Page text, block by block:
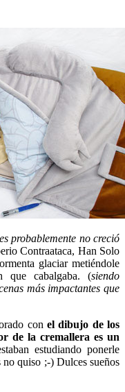
probablemente no creció
Contraataca, Han Solo
glaciar metiéndole
que cabalgaba. (siendo
más impactantes que
con el dibujo de los
de la cremallera es un
estudiando ponerle
no quiso ;-) Dulces sueños